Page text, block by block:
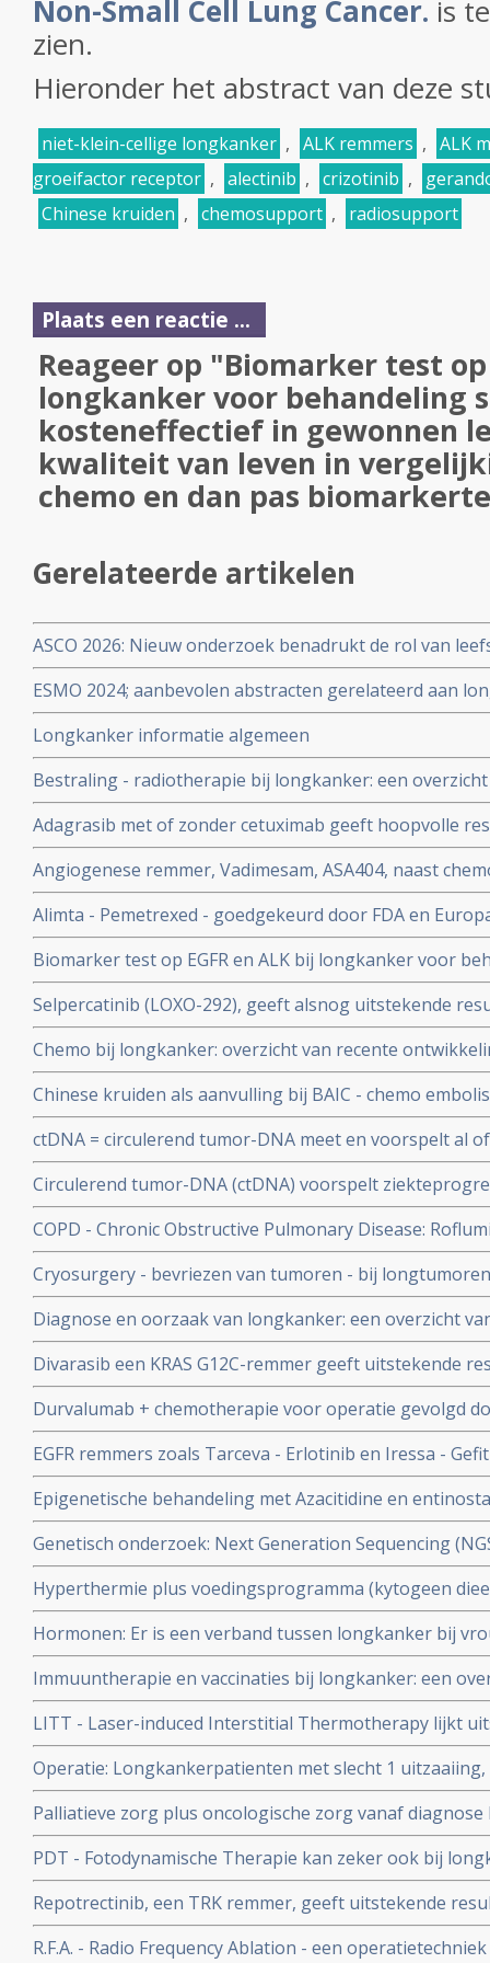
Non-Small Cell Lung Cancer. is
zien.
Hieronder het abstract van deze
niet-klein-cellige longkanker , ALK remmers , ALK
groeifactor receptor , alectinib , crizotinib ,
Chinese kruiden , chemosupport , radiosupport
Plaats een reactie ...
Reageer op "Biomarker test op
longkanker voor behandeling
kosteneffectief in gewonnen
kwaliteit van leven in
chemo en dan pas
Gerelateerde artikelen
ASCO 2026: Nieuw onderzoek benadrukt de rol van
behandelstrategieën in de kankerzorg.
ESMO 2024; aanbevolen abstracten gerelateerd aan
specialisten en oncologen wereldwijd
Longkanker informatie algemeen
Bestraling - radiotherapie bij longkanker: een
en belangrijke artikelen bij elkaar gezet. Update 15
Adagrasib met of zonder cetuximab geeft hoopvolle
darmkanker met gemuteerde KRAS G12C copy 1
Angiogenese remmer, Vadimesam, ASA404, naast
effect bij longkanker, aldus fase 3 studie resultaten
Alimta - Pemetrexed - goedgekeurd door FDA en
longkanker als onderhoudstherapie. Pointbreak fase
wegens falen van Alimta
Biomarker test op EGFR en ALK bij longkanker voor
kosteneffectief in gewonnen levensjaren en kwaliteit
eerst chemo en dan pas biomarkertest. copy 1
Selpercatinib (LOXO-292), geeft alsnog uitstekende
respons) met langdurende remissies bij zwaar
niet-kleincellige longkanker met ook
Chemo bij longkanker: overzicht van recente
Chinese kruiden als aanvulling bij BAIC - chemo
geeft significant betere overleving - verdubbeling van
procent naar 51 procent, aldus gerandomiseerde studie
ctDNA = circulerend tumor-DNA meet en voorspelt al
kankercellen bij patienten met niet-kleincellige
operatieve behandeling
Circulerend tumor-DNA (ctDNA) voorspelt
kleincellige longkanker (EGFR - mutatie) die worden
tyrosinekinaseremmers
COPD - Chronic Obstructive Pulmonary Disease:
COPD patiënten aldus fase III studie bij 1411 COPD
Cryosurgery - bevriezen van tumoren - bij
hoopgevend.
Diagnose en oorzaak van longkanker: een overzicht
ontwikkelingen. Scroll in linkerkolom voor artikelen
Divarasib een KRAS G12C-remmer geeft uitstekende
ziekteprogressievrije tijd en overall overleving bij
longkanker in vergelijking met sotorasib en adagrasib
Durvalumab + chemotherapie voor operatie gevolgd
chemo geeft meer complete remissies bij patiënten
longkanker
EGFR remmers zoals Tarceva - Erlotinib en Iressa -
artikelen en recente ontwikkelingen.
Epigenetische behandeling met Azacitidine en
goede resultaten bij uitbehandelde patienten met
Genetisch onderzoek: Next Generation Sequencing
betere en gerichtere behandeling geven copy 1
Hyperthermie plus voedingsprogramma (kytogeen
zuurstoftherapie aanvullend op chemo geeft
overall overleving (42 maanden) bij patienten met
longkanker copy 1 copy 1
Hormonen: Er is een verband tussen longkanker bij
Na 5 jaar bleken vrouwen uit de hormoongroep een
hebben dan vrouwen die geen hormonen gebruikten.
longkankerpatienten.
Immuuntherapie en vaccinaties bij longkanker: een
en artikelen en recente ontwikkelingen.
LITT - Laser-induced Interstitial Thermotherapy lijkt
longkanker met gebruikmaking van uiterst fijne
tumor voor tumor wordt aangepakt. Dus niet alles
Operatie: Longkankerpatienten met slecht 1
geopereerd moeten worden en zijn genezend te
analyse
Palliatieve zorg plus oncologische zorg vanaf
tot langere overleving, betere kwaliteit van leven,
psychosociale gesteldheid in vergelijking met alleen
PDT - Fotodynamische Therapie kan zeker ook bij
behandeling zijn
Repotrectinib, een TRK remmer, geeft uitstekende
gevorderde niet-kleincellige longkanker (Respons van
solide tumoren met een ROS1-fusie copy 1
R.F.A. - Radio Frequency Ablation - een